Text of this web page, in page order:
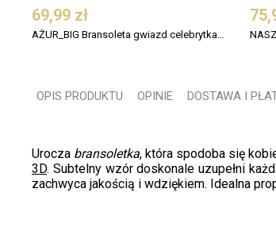
69,99 zł
AŻUR_BIG Bransoleta gwiazd celebrytka CircleAL srebro pozłacane
OPIS PRODUKTU OPINIE DOSTAWA I
Urocza bransoletka, która spodoba się
3D. Subtelny wzór doskonale uzupełni
zachwyca jakością i wdziękiem. Idealna